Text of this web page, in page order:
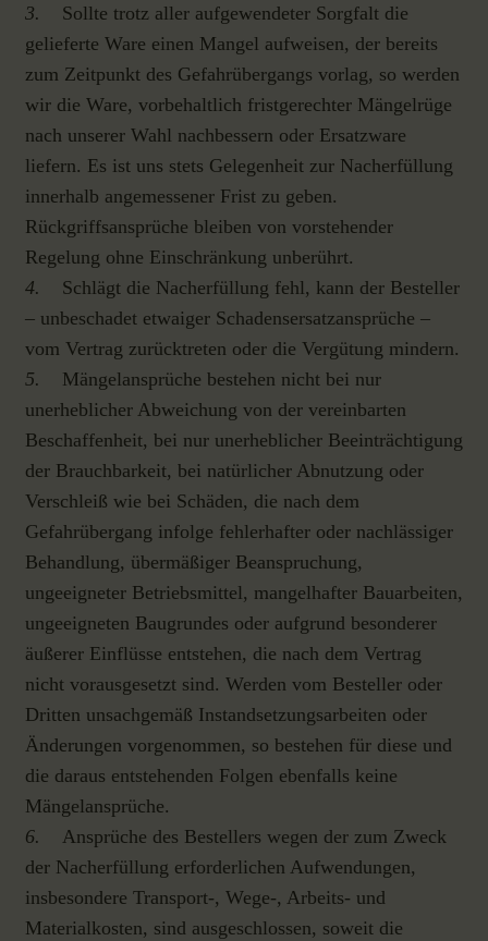
3.
Sollte trotz aller aufgewendeter Sorgfalt die
gelieferte Ware einen Mangel aufweisen, der bereits
zum Zeitpunkt des Gefahrübergangs vorlag, so werden
wir die Ware, vorbehaltlich fristgerechter Mängelrüge
nach unserer Wahl nachbessern oder Ersatzware
liefern. Es ist uns stets Gelegenheit zur Nacherfüllung
innerhalb angemessener Frist zu geben.
Rückgriffsansprüche bleiben von vorstehender
Regelung ohne Einschränkung unberührt.
4.
Schlägt die Nacherfüllung fehl, kann der Besteller
– unbeschadet etwaiger Schadensersatzansprüche –
vom Vertrag zurücktreten oder die Vergütung mindern.
5.
Mängelansprüche bestehen nicht bei nur
unerheblicher Abweichung von der vereinbarten
Beschaffenheit, bei nur unerheblicher Beeinträchtigung
der Brauchbarkeit, bei natürlicher Abnutzung oder
Verschleiß wie bei Schäden, die nach dem
Gefahrübergang infolge fehlerhafter oder nachlässiger
Behandlung, übermäßiger Beanspruchung,
ungeeigneter Betriebsmittel, mangelhafter Bauarbeiten,
ungeeigneten Baugrundes oder aufgrund besonderer
äußerer Einflüsse entstehen, die nach dem Vertrag
nicht vorausgesetzt sind. Werden vom Besteller oder
Dritten unsachgemäß Instandsetzungsarbeiten oder
Änderungen vorgenommen, so bestehen für diese und
die daraus entstehenden Folgen ebenfalls keine
Mängelansprüche.
6. Ansprüche des Bestellers wegen der zum Zweck
der Nacherfüllung erforderlichen Aufwendungen,
insbesondere Transport-, Wege-, Arbeits- und
Materialkosten, sind ausgeschlossen, soweit die